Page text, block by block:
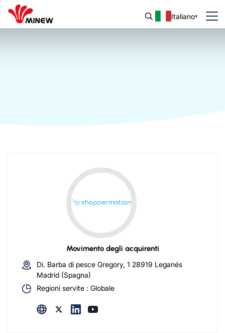
Italiano
Movimento degli acquirenti
Di. Barba di pesce Gregory, 1 28919 Leganés
Madrid (Spagna)
Regioni servite : Globale